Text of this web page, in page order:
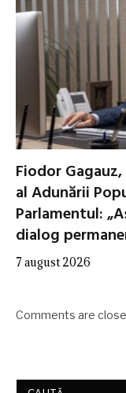
Fiodor
al Adunării
Parlamentul:
dialog
7 august 2026
Comments are